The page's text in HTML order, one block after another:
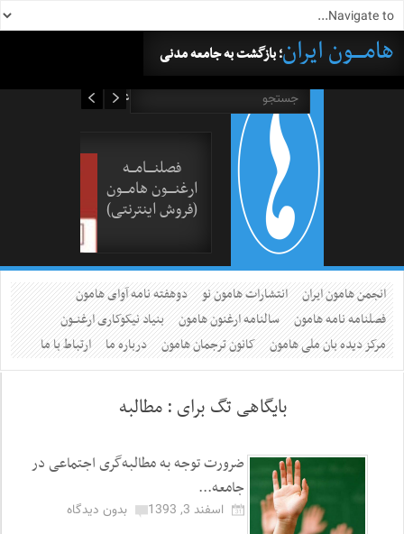
هامــــون ایران؛ بازگشت به جامعه مدنی
فصلنــــامـــه
ارغنــــون هامـــون
(فروش اینترنتی)
انجمن هامون ایران انتشارات هامون نو
دوهفته نامه آوای هامون
فصلنامه نامه هامون
سالنامه ارغنون هامون
بنیاد نیکوکاری ارغنــون
مرکز دیده بان ملی هامون
کانون ترجمان هامون درباره ما ارتباط با ما
بایگاهی تگ برای :مطالبه
ضرورت توجه به مطالبه‌گری اجتماعی در
جامعه...
اسفند 3, 1393
بدون دیدگاه